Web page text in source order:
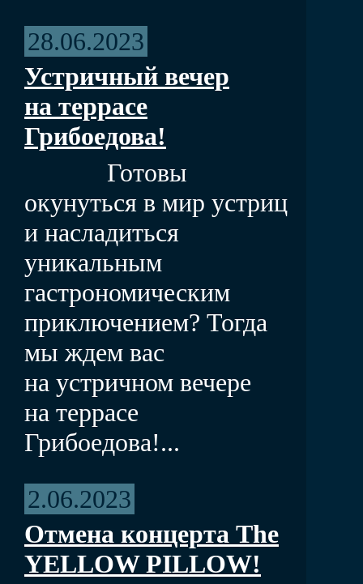
28.06.2023
Устричный вечер
на террасе
Грибоедова!
Готовы
окунуться в мир устриц
и насладиться
уникальным
гастрономическим
приключением? Тогда
мы ждем вас
на устричном вечере
на террасе
Грибоедова!...
2.06.2023
Отмена концерта The
YELLOW PILLOW!